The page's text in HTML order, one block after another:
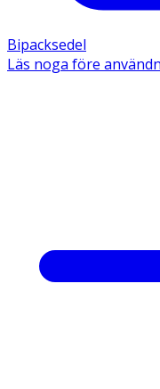
Bipacksedel
Läs noga före